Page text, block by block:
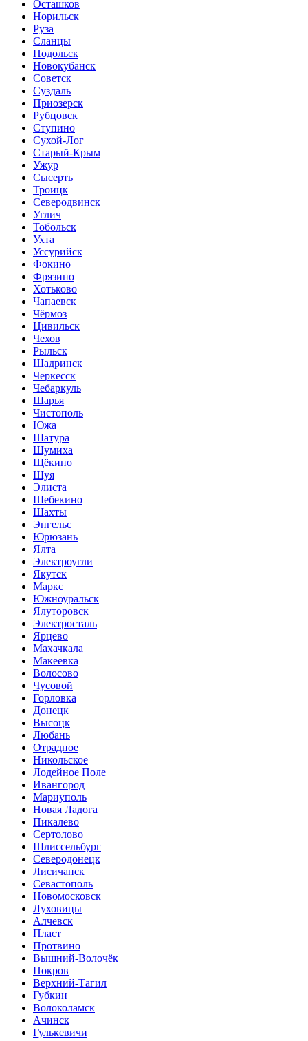
Осташков
Норильск
Руза
Сланцы
Подольск
Новокубанск
Советск
Суздаль
Приозерск
Рубцовск
Ступино
Сухой-Лог
Старый-Крым
Ужур
Сысерть
Троицк
Северодвинск
Углич
Тобольск
Ухта
Уссурийск
Фокино
Фрязино
Хотьково
Чапаевск
Чёрмоз
Цивильск
Чехов
Рыльск
Шадринск
Черкесск
Чебаркуль
Шарья
Чистополь
Южа
Шатура
Шумиха
Щёкино
Шуя
Элиста
Шебекино
Шахты
Энгельс
Юрюзань
Ялта
Электроугли
Якутск
Маркс
Южноуральск
Ялуторовск
Электросталь
Ярцево
Махачкала
Макеевка
Волосово
Чусовой
Горловка
Донецк
Высоцк
Любань
Отрадное
Никольское
Лодейное Поле
Ивангород
Мариуполь
Новая Ладога
Пикалево
Сертолово
Шлиссельбург
Северодонецк
Лисичанск
Севастополь
Новомосковск
Луховицы
Алчевск
Пласт
Протвино
Вышний-Волочёк
Покров
Верхний-Тагил
Губкин
Волоколамск
Ачинск
Гулькевичи